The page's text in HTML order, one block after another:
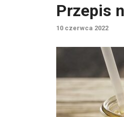
Przepis
10 czerwca 2022